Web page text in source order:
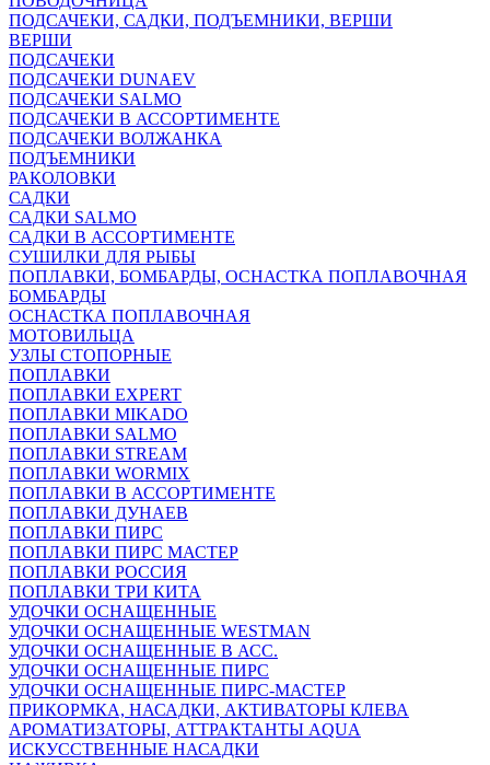
ПОДСАЧЕКИ, САДКИ, ПОДЪЕМНИКИ, ВЕРШИ
ВЕРШИ
ПОДСАЧЕКИ
ПОДСАЧЕКИ DUNAEV
ПОДСАЧЕКИ SALMO
ПОДСАЧЕКИ В АССОРТИМЕНТЕ
ПОДСАЧЕКИ ВОЛЖАНКА
ПОДЪЕМНИКИ
РАКОЛОВКИ
САДКИ
САДКИ SALMO
САДКИ В АССОРТИМЕНТЕ
СУШИЛКИ ДЛЯ РЫБЫ
ПОПЛАВКИ, БОМБАРДЫ, ОСНАСТКА ПОПЛАВОЧНАЯ
БОМБАРДЫ
ОСНАСТКА ПОПЛАВОЧНАЯ
МОТОВИЛЬЦА
УЗЛЫ СТОПОРНЫЕ
ПОПЛАВКИ
ПОПЛАВКИ EXPERT
ПОПЛАВКИ MIKADO
ПОПЛАВКИ SALMO
ПОПЛАВКИ STREAM
ПОПЛАВКИ WORMIX
ПОПЛАВКИ В АССОРТИМЕНТЕ
ПОПЛАВКИ ДУНАЕВ
ПОПЛАВКИ ПИРС
ПОПЛАВКИ ПИРС МАСТЕР
ПОПЛАВКИ РОССИЯ
ПОПЛАВКИ ТРИ КИТА
УДОЧКИ ОСНАЩЕННЫЕ
УДОЧКИ ОСНАЩЕННЫЕ WESTMAN
УДОЧКИ ОСНАЩЕННЫЕ В АСС.
УДОЧКИ ОСНАЩЕННЫЕ ПИРС
УДОЧКИ ОСНАЩЕННЫЕ ПИРС-МАСТЕР
ПРИКОРМКА, НАСАДКИ, АКТИВАТОРЫ КЛЕВА
АРОМАТИЗАТОРЫ, АТТРАКТАНТЫ AQUA
ИСКУССТВЕННЫЕ НАСАДКИ